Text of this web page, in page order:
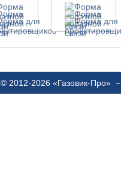
© 2012-2026 «Газовик-Про» –